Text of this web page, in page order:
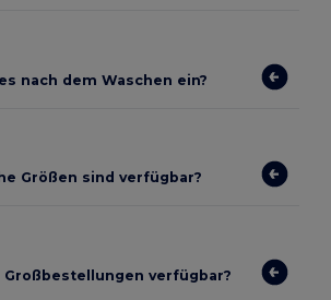
nach dem Waschen ein?
Größen sind verfügbar?
verfügbar?